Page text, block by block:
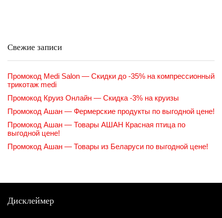
Свежие записи
Промокод Medi Salon — Скидки до -35% на компрессионный
трикотаж medi
Промокод Круиз Онлайн — Скидка -3% на круизы
Промокод Ашан — Фермерские продукты по выгодной цене!
Промокод Ашан — Товары АШАН Красная птица по
выгодной цене!
Промокод Ашан — Товары из Беларуси по выгодной цене!
Дисклеймер